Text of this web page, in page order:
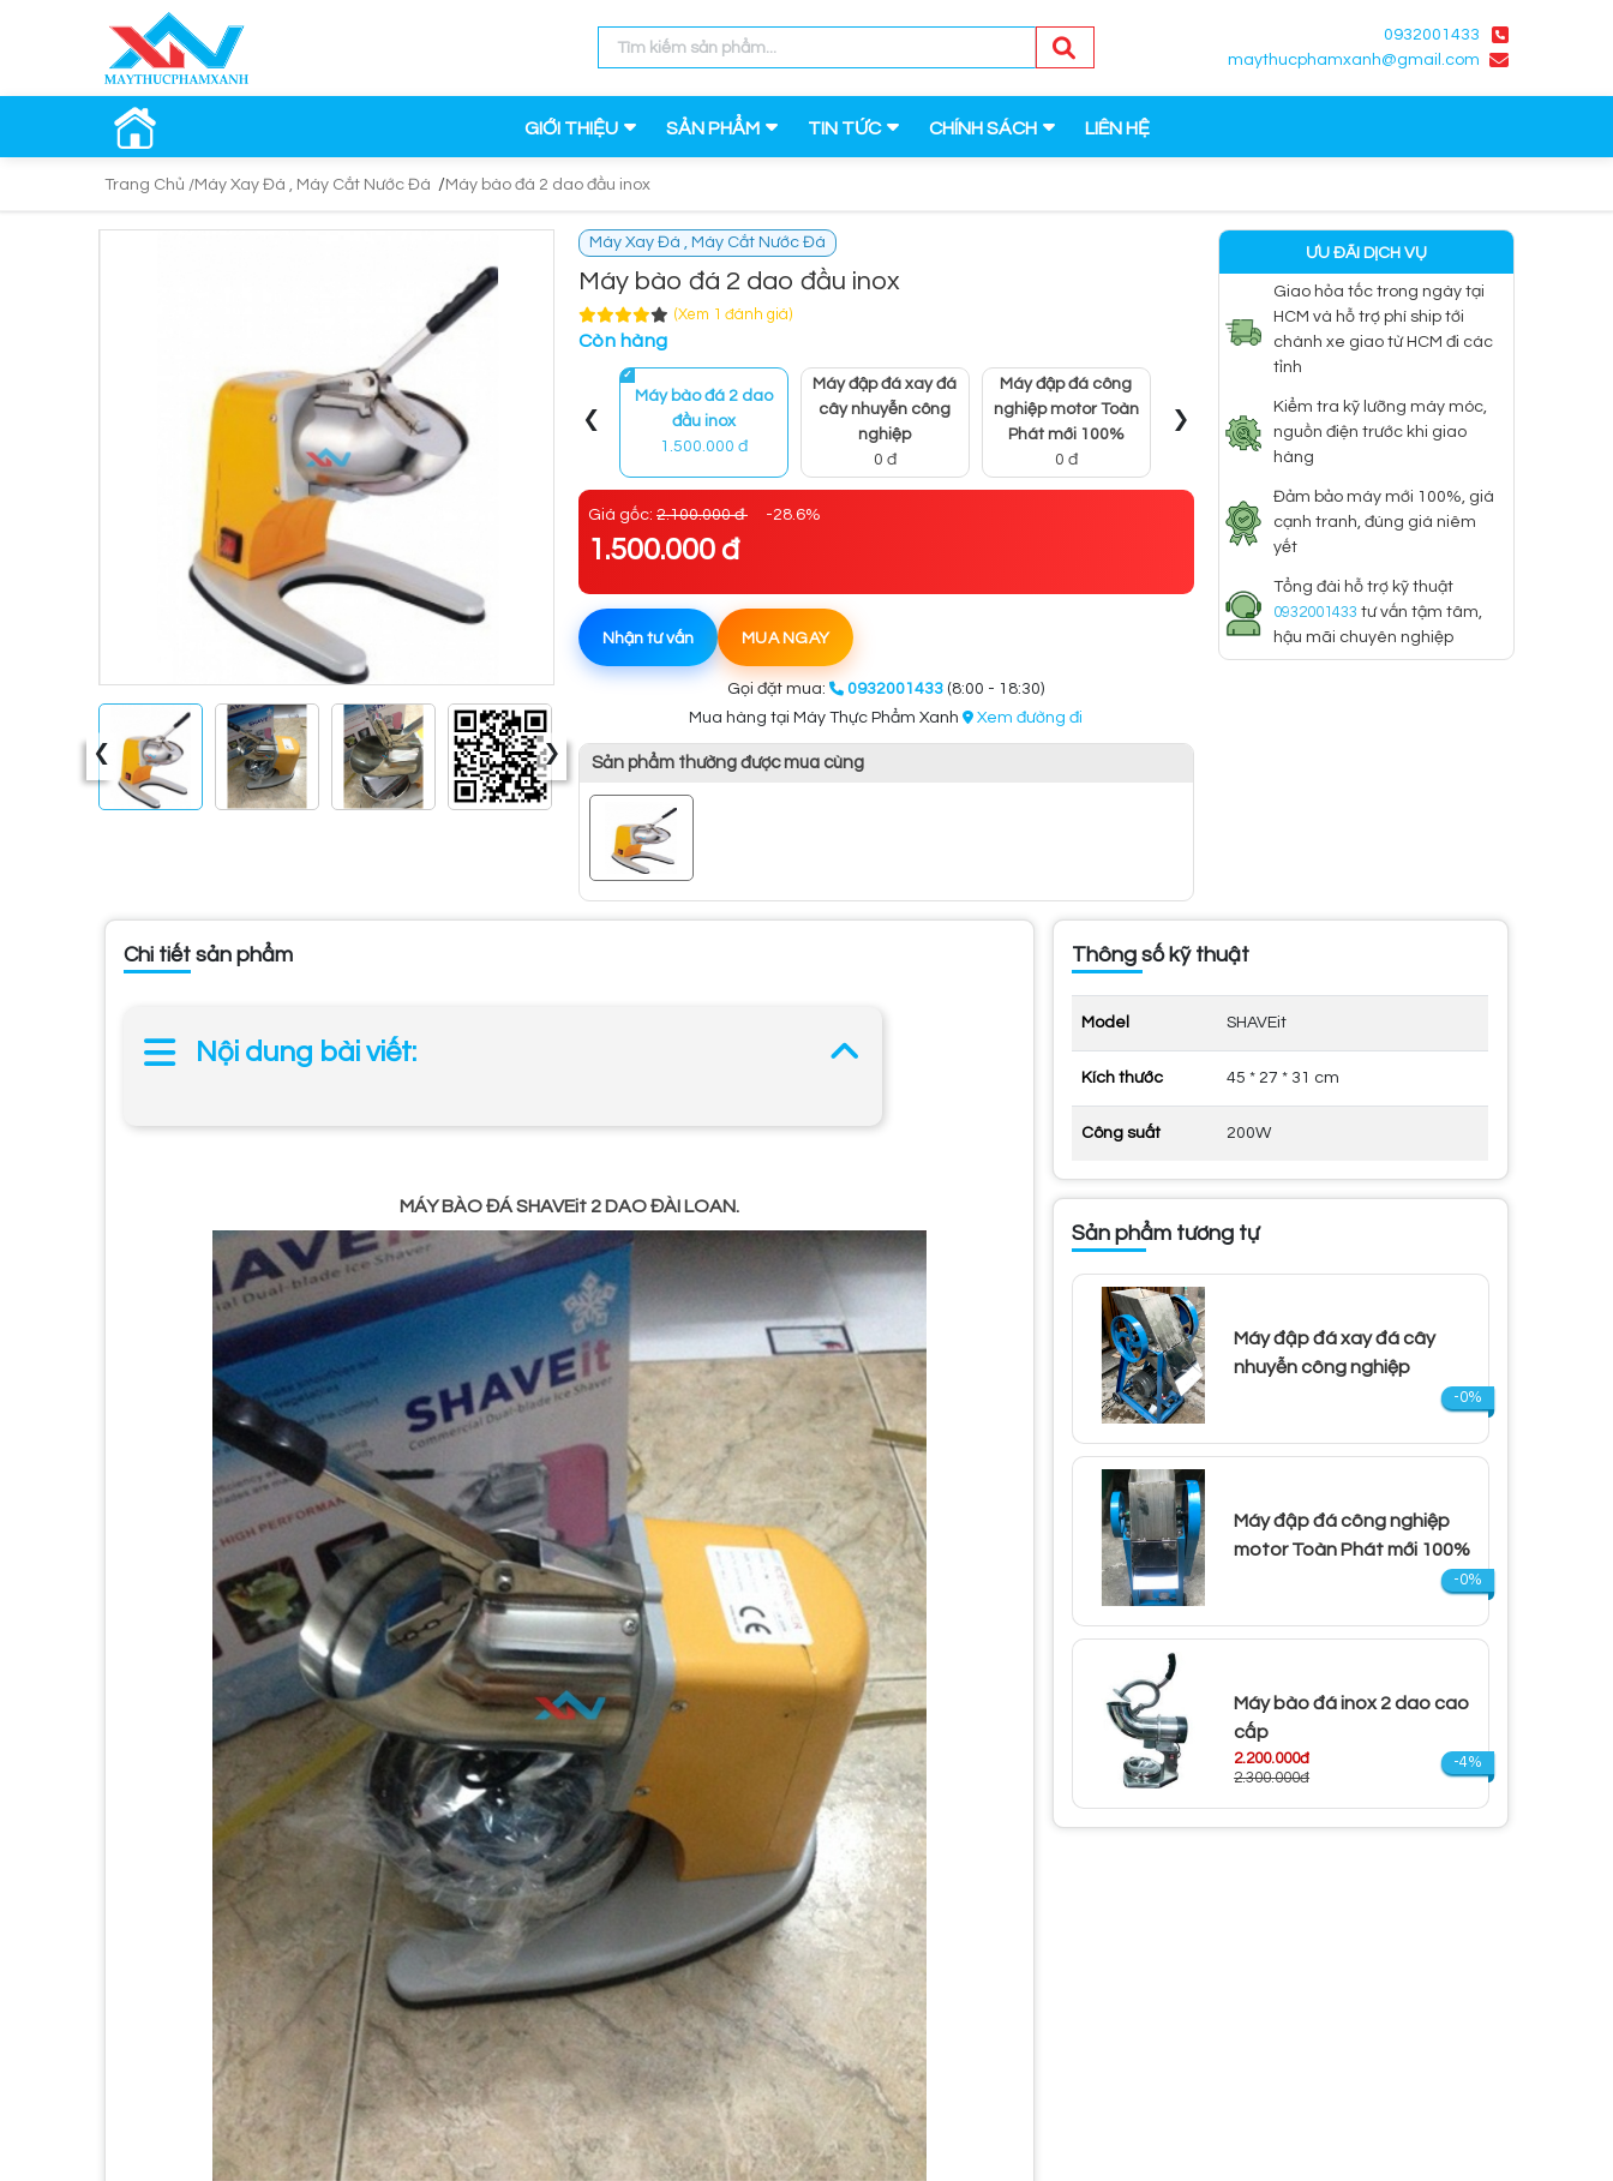
0932001433
maythucphamxanh@gmail.com
GIỚI THIỆU SẢN PHẨM TIN TỨC CHÍNH SÁCH LIÊN HỆ
Trang Chủ /Máy Xay Đá , Máy Cắt Nước Đá /Máy bào đá 2 dao đầu inox
‹ ›
Máy Xay Đá , Máy Cắt Nước Đá
Máy bào đá 2 dao đầu inox
(Xem 1 đánh giá)
Còn hàng
Máy bào đá 2 dao
đầu inox
1.500.000 đ
Máy đập đá xay đá
cây nhuyễn công
nghiệp
0 đ
Máy đập đá công
nghiệp motor Toàn
Phát mới 100%
0 đ
Máy bào đá inox 2
dao cao cấp
2.200.000 đ
‹ ›
Giá gốc: 2.100.000 đ -28.6%
1.500.000 đ
Nhận tư vấn MUA NGAY
Gọi đặt mua: 0932001433 (8:00 - 18:30)
Mua hàng tại Máy Thực Phẩm Xanh
Xem đường đi
Sản phẩm thường được mua cùng
ƯU ĐÃI DỊCH VỤ
Giao hỏa tốc trong ngày tại
HCM và hỗ trợ phí ship tới
chành xe giao từ HCM đi các
tỉnh
Kiểm tra kỹ lưỡng máy móc,
nguồn điện trước khi giao
hàng
Đảm bảo máy mới 100%, giá
cạnh tranh, đúng giá niêm
yết
Tổng đài hỗ trợ kỹ thuật
0932001433 tư vấn tậm tâm,
hậu mãi chuyên nghiệp
Chi tiết sản phẩm
Nội dung bài viết:
MÁY BÀO ĐÁ SHAVEit 2 DAO ĐÀI LOAN.
Thông số kỹ thuật
Model SHAVEit
Kích thước 45 * 27 * 31 cm
Công suất 200W
Sản phẩm tương tự
Máy đập đá xay đá cây
nhuyễn công nghiệp
-0%
Máy đập đá công nghiệp
motor Toàn Phát mới 100%
-0%
Máy bào đá inox 2 dao cao
cấp
2.200.000đ
2.300.000đ
-4%